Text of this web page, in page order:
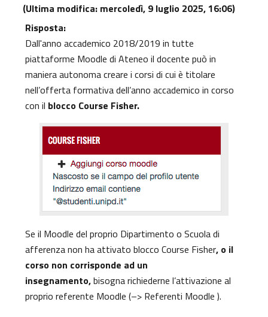
(Ultima modifica: mercoledì, 9 luglio 2025, 16:06)
Risposta:
Dall'anno accademico 2018/2019 in tutte
piattaforme Moodle di Ateneo il docente può in
maniera autonoma creare i corsi di cui è titolare
nell’offerta formativa dell’anno accademico in corso
con il blocco Course Fisher.
Se il Moodle del proprio Dipartimento o Scuola di
afferenza non ha attivato blocco Course Fisher, o il
corso non corrisponde ad un
insegnamento,bisogna richiederne l’attivazione al
proprio referente Moodle (–> Referenti Moodle ).